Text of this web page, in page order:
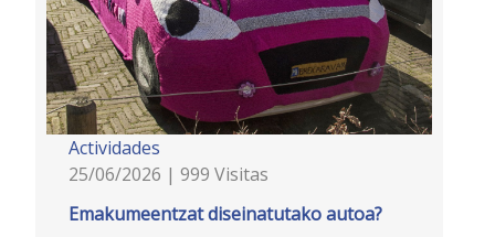
Actividades
25/06/2026 | 999 Visitas
Emakumeentzat diseinatutako autoa?